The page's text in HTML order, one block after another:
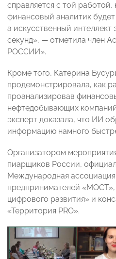
справляется с той
финансовый аналитик будет
а искусственный интеллект
секунд», — отметила член
РОССИИ».
Кроме того, Катерина
продемонстрировала, как
проанализировав
нефтедобывающих
эксперт доказала, что ИИ
информацию намного
Организатором
пиарщиков России,
Международная
предпринимателей
цифрового развития» и
«Территория PRO».